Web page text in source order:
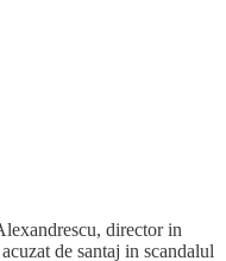
director in
de santaj in scandalul